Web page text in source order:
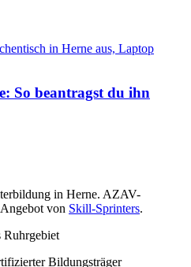
So beantragst du ihn
in Herne. AZAV-
von Skill-Sprinters.